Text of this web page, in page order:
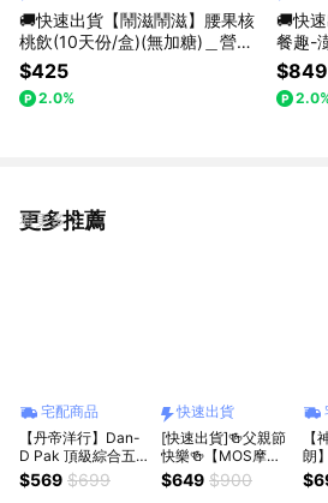
🚚快速出貨【鬧滋鬧滋】腰果核
桃飲(10天份/盒)(無加糖)＿營養
健康．順口好喝＿純粹的風味
$425
2.0%
🚚快
餐趣-
(附小
禮首選
$849
更多推薦
看更多
宅配商品
【丹帝洋行】Dan-
D Pak 頂級綜合五堅
果-無調味輕烘焙
908g｜原味無添加
$569 $699
快速出貨
[快速出貨]🍻父親節
快樂🍻【MOS摩斯
漢堡】無調味綜合堅
果2罐 +玄米煎茶10
$649 $900
【
朗
(蔓
堅